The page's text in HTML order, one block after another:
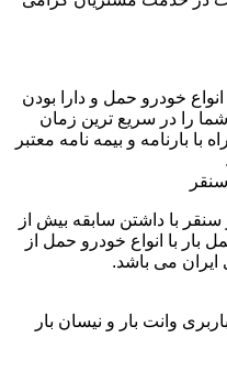
انواع خودرو حمل و دارا بودن
را در سریع ترین زمان
بارنامه و بیمه نامه معتبر
سنقر با داشتن سابقه بیش از
بار با انواع خودرو حمل از
می باشد.
وانت بار و نیسان بار